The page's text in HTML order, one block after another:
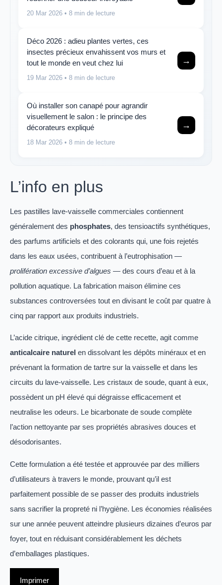
20 Mar 2026 • 8 min de lecture
Déco 2026 : adieu plantes vertes, ces
insectes précieux envahissent vos murs et
tout le monde en veut chez lui
19 Mar 2026 • 8 min de lecture
→
Où installer son canapé pour agrandir
visuellement le salon : le principe des
décorateurs expliqué
18 Mar 2026 • 8 min de lecture
→
L’info en plus
Les pastilles lave-vaisselle commerciales contiennent
généralement des phosphates, des tensioactifs synthétiques,
des parfums artificiels et des colorants qui, une fois rejetés
dans les eaux usées, contribuent à l’eutrophisation —
prolifération excessive d’algues — des cours d’eau et à la
pollution aquatique. La fabrication maison élimine ces
substances controversées tout en divisant le coût par quatre à
cinq par rapport aux produits industriels.
L’acide citrique, ingrédient clé de cette recette, agit comme
anticalcaire naturel en dissolvant les dépôts minéraux et en
prévenant la formation de tartre sur la vaisselle et dans les
circuits du lave-vaisselle. Les cristaux de soude, quant à eux,
possèdent un pH élevé qui dégraisse efficacement et
neutralise les odeurs. Le bicarbonate de soude complète
l’action nettoyante par ses propriétés abrasives douces et
désodorisantes.
Cette formulation a été testée et approuvée par des milliers
d’utilisateurs à travers le monde, prouvant qu’il est
parfaitement possible de se passer des produits industriels
sans sacrifier la propreté ni l’hygiène. Les économies réalisées
sur une année peuvent atteindre plusieurs dizaines d’euros par
foyer, tout en réduisant considérablement les déchets
d’emballages plastiques.
Imprimer